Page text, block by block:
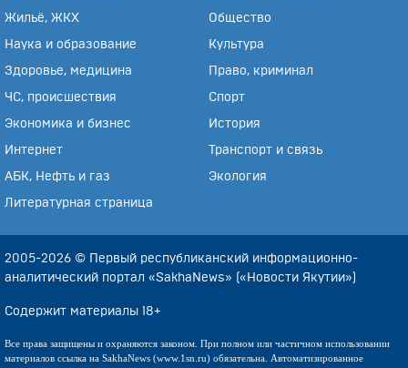
Жильё, ЖКХ Общество
Наука и образование Культура
Здоровье, медицина Право, криминал
ЧС, происшествия Спорт
Экономика и бизнес История
Интернет Транспорт и связь
АБК, Нефть и газ Экология
Литературная страница
2005-2026 © Первый республиканский информационно-
аналитический портал «SakhaNews» («Новости Якутии»)
Содержит материалы 18+
Все права защищены и охраняются законом. При полном или частичном использовании
материалов ссылка на SakhaNews (www.1sn.ru) обязательна. Автоматизированное